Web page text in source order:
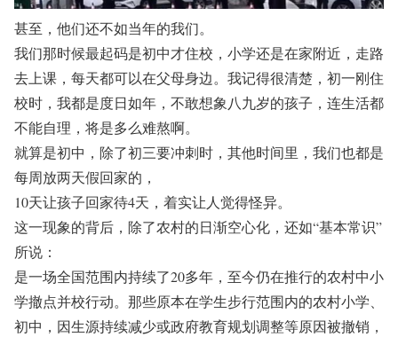
甚至，他们还不如当年的我们。
我们那时候最起码是初中才住校，小学还是在家附近，走路
去上课，每天都可以在父母身边。我记得很清楚，初一刚住
校时，我都是度日如年，不敢想象八九岁的孩子，连生活都
不能自理，将是多么难熬啊。
就算是初中，除了初三要冲刺时，其他时间里，我们也都是
每周放两天假回家的，
10天让孩子回家待4天，着实让人觉得怪异。
这一现象的背后，除了农村的日渐空心化，还如“基本常识”
所说：
是一场全国范围内持续了20多年，至今仍在推行的农村中小
学撤点并校行动。那些原本在学生步行范围内的农村小学、
初中，因生源持续减少或政府教育规划调整等原因被撤销，